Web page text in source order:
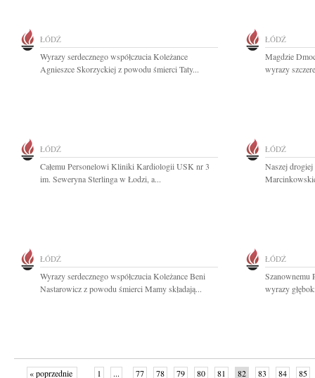
ŁÓDŹ
Wyrazy serdecznego współczucia Koleżance
Agnieszce Skorzyckiej z powodu śmierci Taty...
ŁÓDŹ
Magdzie
wyrazy
ŁÓDŹ
Całemu Personelowi Kliniki Kardiologii USK nr 3
im. Seweryna Sterlinga w Łodzi, a...
ŁÓDŹ
Naszej
ŁÓDŹ
Wyrazy serdecznego współczucia Koleżance Beni
Nastarowicz z powodu śmierci Mamy składają...
ŁÓDŹ
Szanownemu
wyrazy
« poprzednie 1 ... 77 78 79 80 81 82 83 84 85